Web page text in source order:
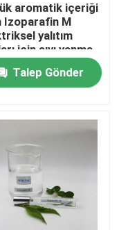
aromatik içeriği
Izoparafin M
yalıtım
için sıvı yanma
95°C
Talep Gönder